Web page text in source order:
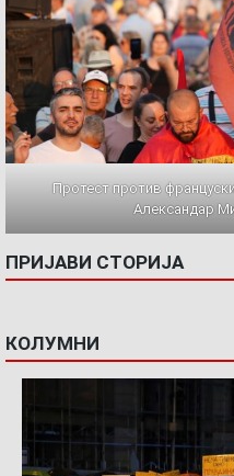
Протест против
Александар
ПРИЈАВИ СТОРИЈА
КОЛУМНИ